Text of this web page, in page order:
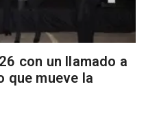
con un llamado a
que mueve la